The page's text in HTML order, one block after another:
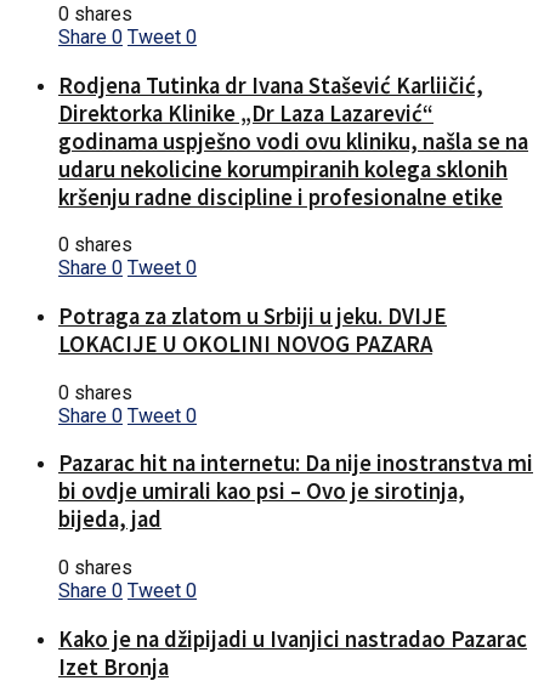
0 shares
Share 0 Tweet 0
Rodjena Tutinka dr Ivana Stašević Karliičić,
Direktorka Klinike „Dr Laza Lazarević“
godinama uspješno vodi ovu kliniku, našla se na
udaru nekolicine korumpiranih kolega sklonih
kršenju radne discipline i profesionalne etike
0 shares
Share 0 Tweet 0
Potraga za zlatom u Srbiji u jeku. DVIJE
LOKACIJE U OKOLINI NOVOG PAZARA
0 shares
Share 0 Tweet 0
Pazarac hit na internetu: Da nije inostranstva mi
bi ovdje umirali kao psi – Ovo je sirotinja,
bijeda, jad
0 shares
Share 0 Tweet 0
Kako je na džipijadi u Ivanjici nastradao Pazarac
Izet Bronja